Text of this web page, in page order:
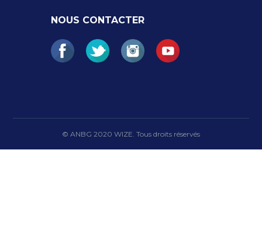
NOUS CONTACTER
© ANBG 2020 WIZE. Tous droits réservés